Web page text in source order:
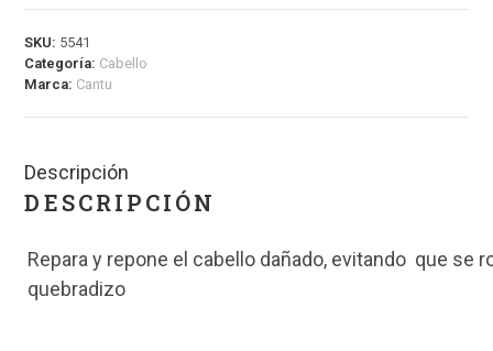
SKU: 5541
Categoría: Cabello
Marca: Cantu
Descripción
DESCRIPCIÓN
Repara y repone el cabello dañado, evitando que
quebradizo